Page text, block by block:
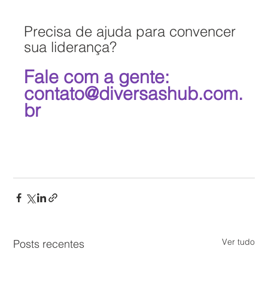
Precisa de ajuda para convencer
sua liderança?
Fale com a gente:
contato@diversashub.com.
br
Posts recentes Ver tudo